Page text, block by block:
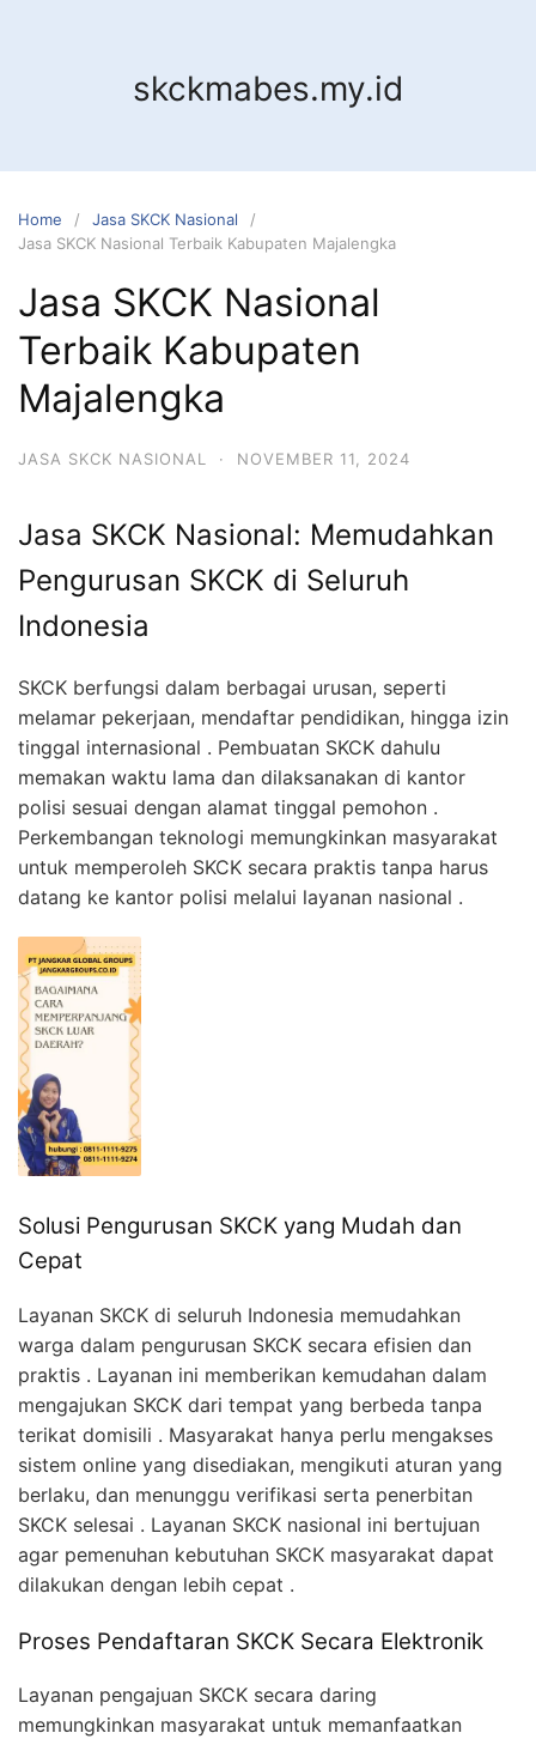
skckmabes.my.id
Home
Jasa SKCK Nasional
Jasa SKCK Nasional Terbaik Kabupaten Majalengka
Jasa SKCK Nasional
Terbaik Kabupaten
Majalengka
JASA SKCK NASIONAL · NOVEMBER 11, 2024
Jasa SKCK Nasional: Memudahkan
Pengurusan SKCK di Seluruh
Indonesia
SKCK berfungsi dalam berbagai urusan, seperti
melamar pekerjaan, mendaftar pendidikan, hingga izin
tinggal internasional . Pembuatan SKCK dahulu
memakan waktu lama dan dilaksanakan di kantor
polisi sesuai dengan alamat tinggal pemohon .
Perkembangan teknologi memungkinkan masyarakat
untuk memperoleh SKCK secara praktis tanpa harus
datang ke kantor polisi melalui layanan nasional .
Solusi Pengurusan SKCK yang Mudah dan
Cepat
Layanan SKCK di seluruh Indonesia memudahkan
warga dalam pengurusan SKCK secara efisien dan
praktis . Layanan ini memberikan kemudahan dalam
mengajukan SKCK dari tempat yang berbeda tanpa
terikat domisili . Masyarakat hanya perlu mengakses
sistem online yang disediakan, mengikuti aturan yang
berlaku, dan menunggu verifikasi serta penerbitan
SKCK selesai . Layanan SKCK nasional ini bertujuan
agar pemenuhan kebutuhan SKCK masyarakat dapat
dilakukan dengan lebih cepat .
Proses Pendaftaran SKCK Secara Elektronik
Layanan pengajuan SKCK secara daring
memungkinkan masyarakat untuk memanfaatkan